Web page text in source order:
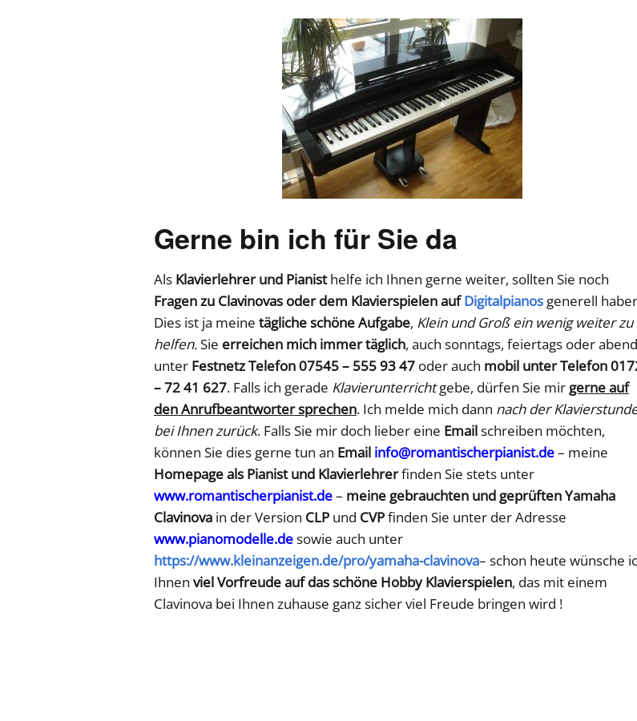
Gerne bin ich für Sie da
Als Klavierlehrer und Pianisthelfe ich Ihnen gerne weiter, sollten Sie noch
Fragen zu Clavinovas oder dem Klavierspielen aufDigitalpianos generell
Dies ist ja meine tägliche schöne Aufgabe, Klein und Groß ein wenig weiter zu
helfen.Sie erreichen mich immer täglich, auch sonntags, feiertags oder
unter Festnetz Telefon 07545 – 555 93 47 oder auch mobil unter Telefon
– 72 41 627. Falls ich gerade Klavierunterrichtgebe, dürfen Sie mir gerne auf
den Anrufbeantworter sprechen. Ich melde mich dann nach der
bei Ihnen zurück. Falls Sie mir doch lieber eine Emailschreiben möchten,
können Sie dies gerne tun an Email info@romantischerpianist.de– meine
Homepage als Pianist und Klavierlehrerfinden Sie stets unter
www.romantischerpianist.de– meine gebrauchten und geprüften Yamaha
Clavinova in der Version CLP und CVPfinden Sie unter der Adresse
www.pianomodelle.desowie auch unter
https://www.kleinanzeigen.de/pro/yamaha-clavinova– schon heute wünsche
Ihnen viel Vorfreude auf das schöne Hobby Klavierspielen, das mit einem
Clavinova bei Ihnen zuhause ganz sicher viel Freude bringen wird !